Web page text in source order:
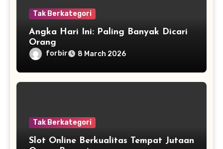
Tak Berkategori
Angka Hari Ini: Paling Banyak Dicari
Orang
forbir 8 March 2026
Tak Berkategori
Slot Online Berkualitas Tempat Jutaan